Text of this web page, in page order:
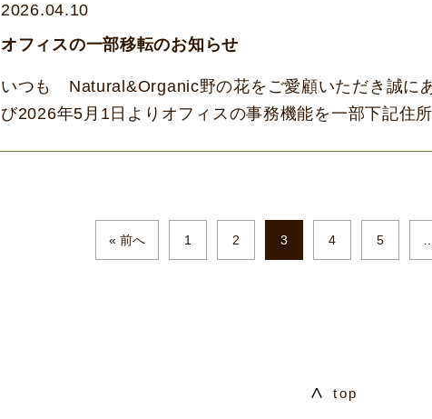
2026.04.10
オフィスの一部移転のお知らせ
いつも Natural&Organic野の花をご愛顧いただき誠に
び2026年5月1日よりオフィスの事務機能を一部下記住
« 前へ 1 2 3 4 5
top